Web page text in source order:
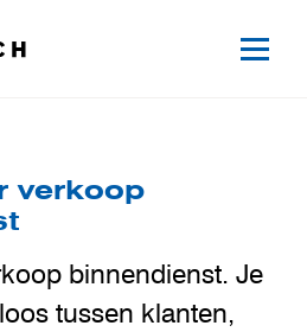
verkoop
binnendienst. Je
tussen klanten,